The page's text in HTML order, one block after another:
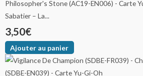
Sabatier – La...
3,50€
Ajouter au panier